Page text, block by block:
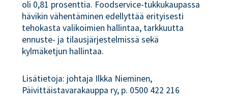
oli 0,81 prosenttia. Foodservice-tukkukaupassa
hävikin vähentäminen edellyttää erityisesti
tehokasta valikoimien hallintaa, tarkkuutta
ennuste- ja tilausjärjestelmissä sekä
kylmäketjun hallintaa.
Lisätietoja: johtaja Ilkka Nieminen,
Päivittäistavarakauppa ry, p. 0500 422 216